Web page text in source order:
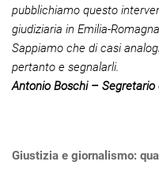
pubblichiamo questo
giudiziaria in Emilia-
Sappiamo che di casi
pertanto e segnalarli.
Antonio Boschi – Segretario
Giustizia e giornalismo: